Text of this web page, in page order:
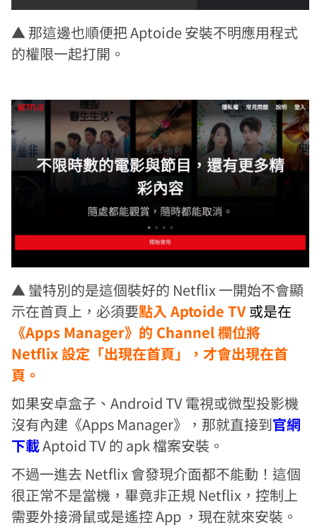
▲ 那這邊也順便把 Aptoide 安裝不明應用程式
的權限一起打開。
▲ 蠻特別的是這個裝好的 Netflix 一開始不會顯
示在首頁上，必須要點入 Aptoide TV或是在
《Apps Manager》的 Channel 欄位將
Netflix 設定「出現在首頁」，才會出現在首
頁。
如果安卓盒子、Android TV 電視或微型投影機
沒有內建《Apps Manager》，那就直接到官網
下載Aptoid TV 的 apk 檔案安裝。
不過一進去 Netflix 會發現介面都不能動！這個
很正常不是當機，畢竟非正規 Netflix，控制上
需要外接滑鼠或是遙控 App ，現在就來安裝。